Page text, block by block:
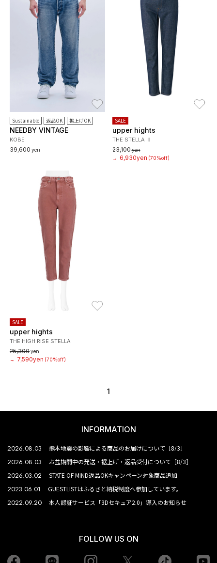
Sustainable 返品OK 裾上げOK
NEEDBY VINTAGE
KOBE
39,600 yen
SALE
upper hights
THE STELLA Ⅱ
23,100yen
→ 6,930yen (70%off)
SALE
upper hights
THE HIGH RISE STELLA
25,300yen
→
7,590yen (70%off)
1
INFORMATION
2026.08.03 熊本地震の影響による商品のお届けについて［8/3］
2026.08.03 お盆期間中の発送・裾上げ・返品受付について［8/3］
2026.03.02 STATE OF MIND返品OKキャンペーン対象商品追加
2023.06.01 GUESTLISTはふるさと納税制度へ参加しています。
2022.09.20 本人認証サービス「3Dセキュア2.0」導入のお知らせ
FOLLOW US ON
Facebook Instagram tiktok